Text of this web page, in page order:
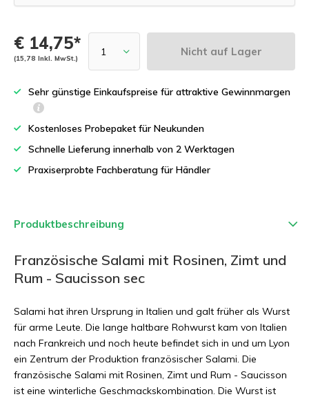
€ 14,75*
(15,78 Inkl. MwSt.)
Nicht auf Lager
Sehr günstige Einkaufspreise für attraktive Gewinnmargen
Kostenloses Probepaket für Neukunden
Schnelle Lieferung innerhalb von 2 Werktagen
Praxiserprobte Fachberatung für Händler
Produktbeschreibung
Französische Salami mit Rosinen, Zimt und
Rum - Saucisson sec
Salami hat ihren Ursprung in Italien und galt früher als Wurst
für arme Leute. Die lange haltbare Rohwurst kam von Italien
nach Frankreich und noch heute befindet sich in und um Lyon
ein Zentrum der Produktion französischer Salami. Die
französische Salami mit Rosinen, Zimt und Rum - Saucisson
ist eine winterliche Geschmackskombination. Die Wurst ist